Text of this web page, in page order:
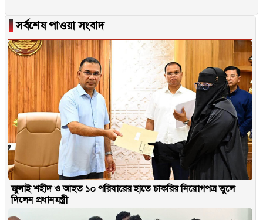
▐সর্বশেষ পাওয়া সংবাদ
জুলাই শহীদ ও আহত ১০ পরিবারের হাতে চাকরির নিয়োগপত্র তুলে
দিলেন প্রধানমন্ত্রী